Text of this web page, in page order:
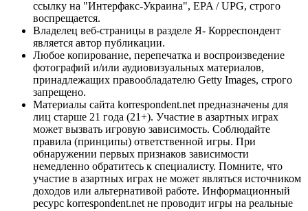
ссылку на "Интерфакс-Украина", EPA / UPG, строго
воспрещается.
Владелец веб-страницы в разделе Я- Корреспондент
является автор публикации.
Любое копирование, перепечатка и воспроизведение
фотографий и/или аудиовизуальных материалов,
принадлежащих правообладателю Getty Images, строго
запрещено.
Материалы сайта korrespondent.net предназначены для
лиц старше 21 года (21+). Участие в азартных играх
может вызвать игровую зависимость. Соблюдайте
правила (принципы) ответственной игры. При
обнаружении первых признаков зависимости
немедленно обратитесь к специалисту. Помните, что
участие в азартных играх не может являться источником
доходов или альтернативой работе. Информационный
ресурс korrespondent.net не проводит игры на реальные